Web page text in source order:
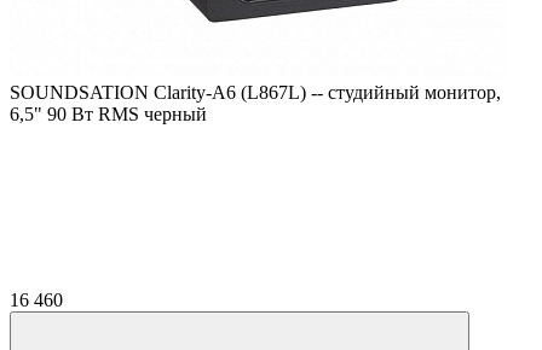
SOUNDSATION Clarity-A6 (L867L) -- студийный монитор,
6,5" 90 Вт RMS черный
16 460